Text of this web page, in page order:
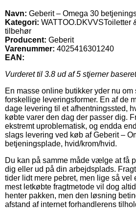
Navn: Geberit – Omega 30
Kategori: WATTOO.DKVVSToiletter
tilbehør
Producent: Geberit
Varenummer: 4025416301240
EAN:
Vurderet til 3.8 ud af 5 stjerner
En masse online butikker yder nu om
forskellige leveringsformer. En af de
dage levering til et afhentningssted,
købte varer den dag der passer dig.
ekstremt uproblematisk, og endda
slags levering ved køb af Geberit –
betjeningsplade, hvid/krom/hvid.
Du kan på samme måde vælge at få
dig eller ud på din arbejdsplads.
tider lidt mere pebret, men lige så vel
mest letkøbte fragtmetode vil dog
henter pakken, men den løsning
afstand af internet forhandlerens